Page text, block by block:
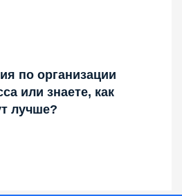
по организации
или знаете, как
лучше?